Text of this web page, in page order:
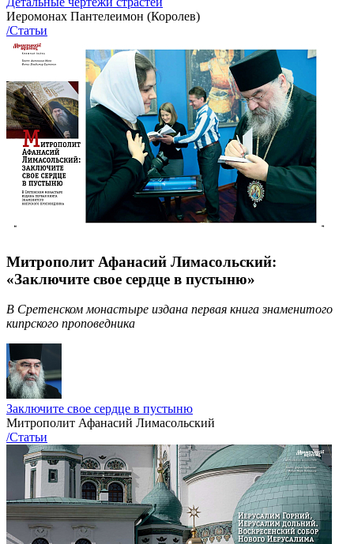
Иеромонах Пантелеимон (Королев)
/Статьи
Митрополит Афанасий Лимасольский:
«Заключите свое сердце в пустыню»
В Сретенском монастыре издана первая книга знаменитого
кипрского проповедника
Заключите свое сердце в пустыню
Митрополит Афанасий Лимасольский
/Статьи